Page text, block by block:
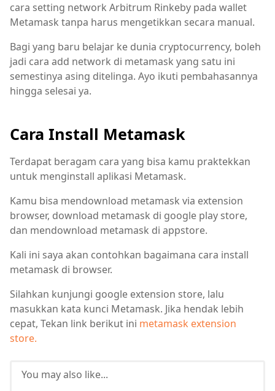
cara setting network Arbitrum Rinkeby pada wallet
Metamask tanpa harus mengetikkan secara manual.
Bagi yang baru belajar ke dunia cryptocurrency, boleh
jadi cara add network di metamask yang satu ini
semestinya asing ditelinga. Ayo ikuti pembahasannya
hingga selesai ya.
Cara Install Metamask
Terdapat beragam cara yang bisa kamu praktekkan
untuk menginstall aplikasi Metamask.
Kamu bisa mendownload metamask via extension
browser, download metamask di google play store,
dan mendownload metamask di appstore.
Kali ini saya akan contohkan bagaimana cara install
metamask di browser.
Silahkan kunjungi google extension store, lalu
masukkan kata kunci Metamask. Jika hendak lebih
cepat, Tekan link berikut ini metamask extension
store.
You may also like...